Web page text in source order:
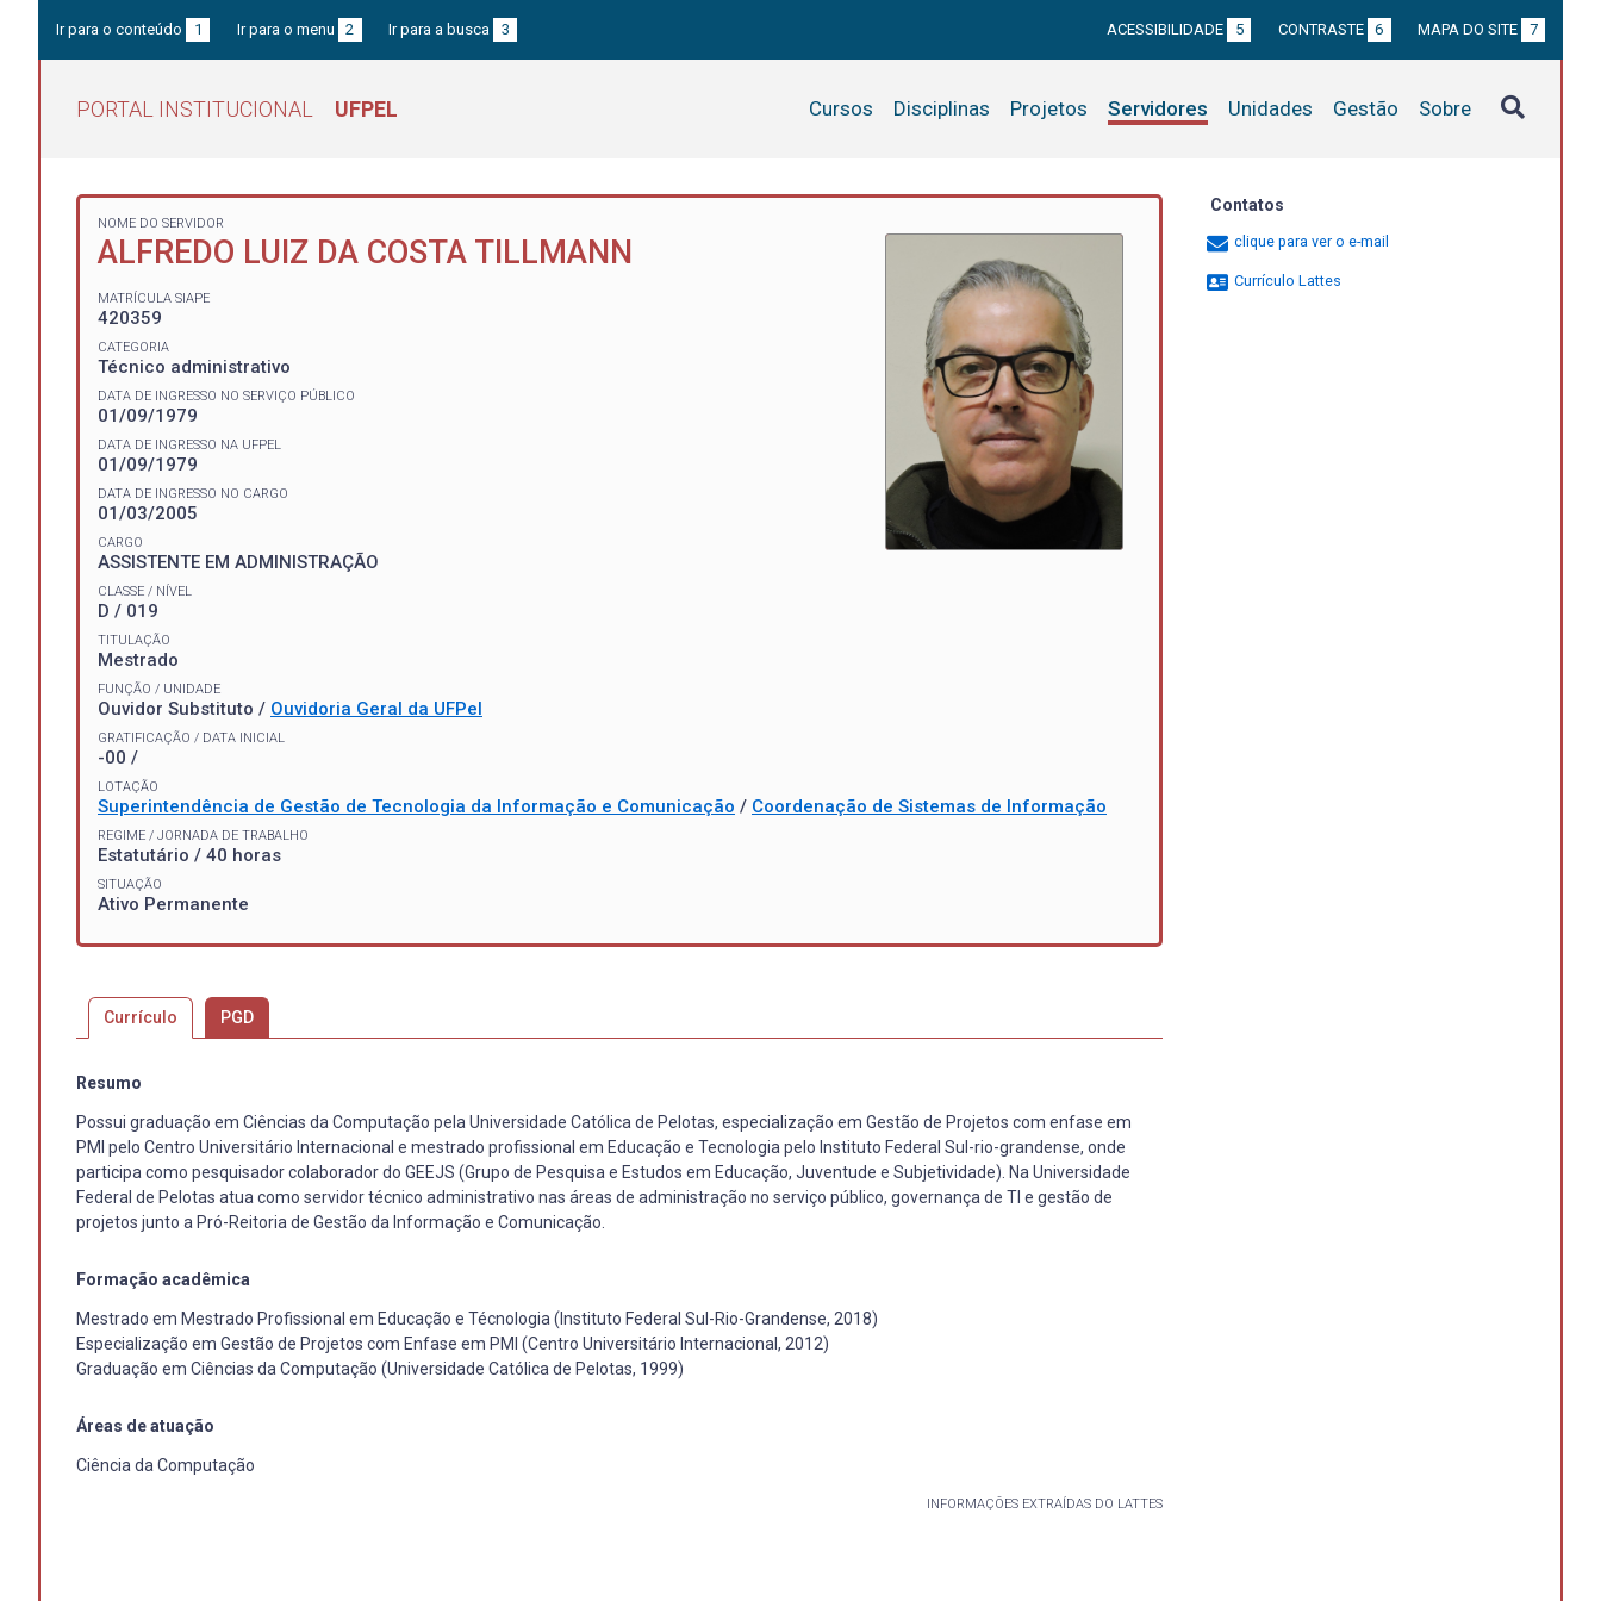
Ir para o conteúdo 1 Ir para o menu 2 Ir para a busca 3 ACESSIBILIDADE 5 CONTRASTE 6 MAPA DO SITE 7
PORTAL INSTITUCIONAL UFPEL Cursos Disciplinas Projetos Servidores Unidades Gestão Sobre
NOME DO SERVIDOR
ALFREDO LUIZ DA COSTA TILLMANN
MATRÍCULA SIAPE
420359
CATEGORIA
Técnico administrativo
DATA DE INGRESSO NO SERVIÇO PÚBLICO
01/09/1979
DATA DE INGRESSO NA UFPEL
01/09/1979
DATA DE INGRESSO NO CARGO
01/03/2005
CARGO
ASSISTENTE EM ADMINISTRAÇÃO
CLASSE / NÍVEL
D / 019
TITULAÇÃO
Mestrado
FUNÇÃO / UNIDADE
Ouvidor Substituto / Ouvidoria Geral da UFPel
GRATIFICAÇÃO / DATA INICIAL
-00 /
LOTAÇÃO
Superintendência de Gestão de Tecnologia da Informação e Comunicação / Coordenação de Sistemas de Informação
REGIME / JORNADA DE TRABALHO
Estatutário / 40 horas
SITUAÇÃO
Ativo Permanente
Currículo PGD
Resumo
Possui graduação em Ciências da Computação pela Universidade Católica de Pelotas, especialização em Gestão de Projetos com enfase em
PMI pelo Centro Universitário Internacional e mestrado profissional em Educação e Tecnologia pelo Instituto Federal Sul-rio-grandense, onde
participa como pesquisador colaborador do GEEJS (Grupo de Pesquisa e Estudos em Educação, Juventude e Subjetividade). Na Universidade
Federal de Pelotas atua como servidor técnico administrativo nas áreas de administração no serviço público, governança de TI e gestão de
projetos junto a Pró-Reitoria de Gestão da Informação e Comunicação.
Formação acadêmica
Mestrado em Mestrado Profissional em Educação e Técnologia (Instituto Federal Sul-Rio-Grandense, 2018)
Especialização em Gestão de Projetos com Enfase em PMI (Centro Universitário Internacional, 2012)
Graduação em Ciências da Computação (Universidade Católica de Pelotas, 1999)
Áreas de atuação
Ciência da Computação
INFORMAÇÕES EXTRAÍDAS DO LATTES
Contatos
clique para ver o e-mail
Currículo Lattes